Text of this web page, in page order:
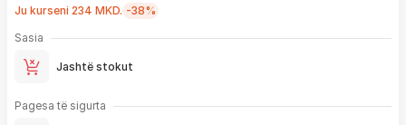
Ju kurseni 234 MKD. -38%
Sasia
Jashtë stokut
Pagesa të sigurta